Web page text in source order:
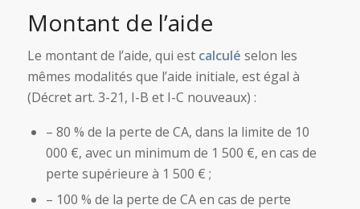
Montant de l’aide
Le montant de l’aide, qui est calculé selon les
mêmes modalités que l’aide initiale, est égal à
(Décret art. 3-21, I-B et I-C nouveaux) :
– 80 % de la perte de CA, dans la limite de 10
000 €, avec un minimum de 1 500 €, en cas de
perte supérieure à 1 500 € ;
– 100 % de la perte de CA en cas de perte